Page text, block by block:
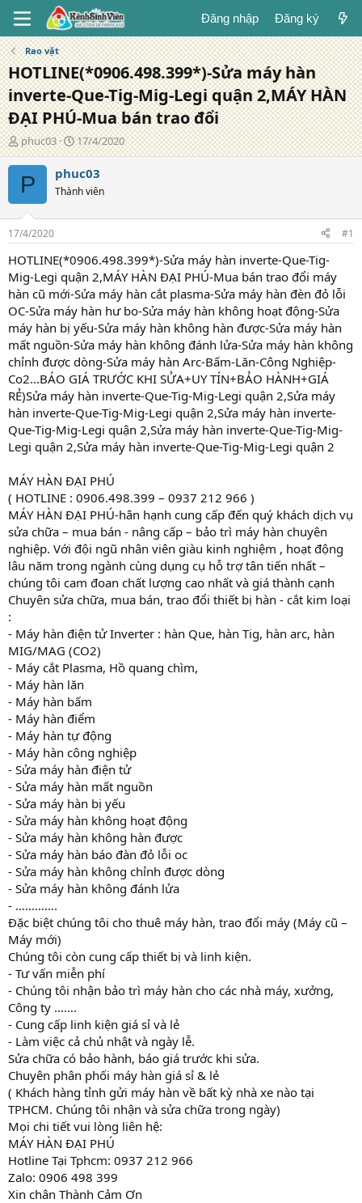
Đăng nhập Đăng ký
Rao vặt
HOTLINE(*0906.498.399*)-Sửa máy hàn
inverte-Que-Tig-Mig-Legi quận 2,MÁY HÀN
ĐẠI PHÚ-Mua bán trao đổi
T
á
c
g
ả
phuc03
N
g
à
y
đ
g
17/4/2020
P phuc03
Thành viên
17/4/2020 #1
HOTLINE(*0906.498.399*)-Sửa máy hàn inverte-Que-Tig-
Mig-Legi quận 2,MÁY HÀN ĐẠI PHÚ-Mua bán trao đổi máy
hàn cũ mới-Sửa máy hàn cắt plasma-Sửa máy hàn đèn đỏ lỗi
OC-Sửa máy hàn hư bo-Sửa máy hàn không hoạt động-Sửa
máy hàn bị yếu-Sửa máy hàn không hàn được-Sửa máy hàn
mất nguồn-Sửa máy hàn không đánh lửa-Sửa máy hàn không
chỉnh được dòng-Sửa máy hàn Arc-Bấm-Lăn-Công Nghiệp-
Co2...BÁO GIÁ TRƯỚC KHI SỬA+UY TÍN+BẢO HÀNH+GIÁ
RẺ)Sửa máy hàn inverte-Que-Tig-Mig-Legi quận 2,Sửa máy
hàn inverte-Que-Tig-Mig-Legi quận 2,Sửa máy hàn inverte-
Que-Tig-Mig-Legi quận 2,Sửa máy hàn inverte-Que-Tig-Mig-
Legi quận 2,Sửa máy hàn inverte-Que-Tig-Mig-Legi quận 2
MÁY HÀN ĐẠI PHÚ
( HOTLINE : 0906.498.399 – 0937 212 966 )
MÁY HÀN ĐẠI PHÚ-hân hạnh cung cấp đến quý khách dịch vụ
sửa chữa – mua bán - nâng cấp – bảo trì máy hàn chuyên
nghiệp. Với đội ngũ nhân viên giàu kinh nghiệm , hoạt động
lâu năm trong ngành cùng dụng cụ hỗ trợ tân tiến nhất –
chúng tôi cam đoan chất lượng cao nhất và giá thành cạnh
Chuyên sửa chữa, mua bán, trao đổi thiết bị hàn - cắt kim loại
:
- Máy hàn điện tử Inverter : hàn Que, hàn Tig, hàn arc, hàn
MIG/MAG (CO2)
- Máy cắt Plasma, Hồ quang chìm,
- Máy hàn lăn
- Máy hàn bấm
- Máy hàn điểm
- Máy hàn tự động
- Máy hàn công nghiệp
- Sửa máy hàn điện tử
- Sửa máy hàn mất nguồn
- Sửa máy hàn bị yếu
- Sửa máy hàn không hoạt động
- Sửa máy hàn không hàn được
- Sửa máy hàn báo đàn đỏ lỗi oc
- Sửa máy hàn không chỉnh được dòng
- Sửa máy hàn không đánh lửa
- ………….
Đặc biệt chúng tôi cho thuê máy hàn, trao đổi máy (Máy cũ –
Máy mới)
Chúng tôi còn cung cấp thiết bị và linh kiện.
- Tư vấn miễn phí
- Chúng tôi nhận bảo trì máy hàn cho các nhà máy, xưởng,
Công ty …….
- Cung cấp linh kiện giá sỉ và lẻ
- Làm việc cả chủ nhật và ngày lễ.
Sửa chữa có bảo hành, báo giá trước khi sửa.
Chuyên phân phối máy hàn giá sỉ & lẻ
( Khách hàng tỉnh gửi máy hàn về bất kỳ nhà xe nào tại
TPHCM. Chúng tôi nhận và sửa chữa trong ngày)
Mọi chi tiết vui lòng liên hệ:
MÁY HÀN ĐẠI PHÚ
Hotline Tại Tphcm: 0937 212 966
Zalo: 0906 498 399
Xin chân Thành Cảm Ơn